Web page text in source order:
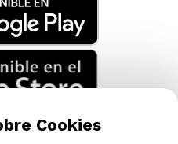
Cookies